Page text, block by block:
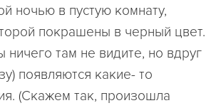
ночью в пустую комнату,
покрашены в черный цвет.
ничего там не видите, но вдруг
появляются какие- то
(Скажем так, произошла